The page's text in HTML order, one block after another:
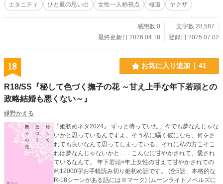
エタニティ ひと夏の思い出 女性一人称視点 極道 ヤクザ
感想数 0
文字数 28,587
最終更新日 2026.04.18
登録日 2025.07.02
18 お気に入り追加 41
R18/SS『秘して色づく撫子の花 ～甘え上手な年下若頭との
政略結婚も悪くない～』
緑野かえる
『姫初めネタ2024』 ずっと待っていた、今でも夢なんじゃな
いかと思っているんですよ。そう私に囁く彼になら、何をさ
れても良いなんて思ってしまっている。それに私の方こそこ
れは夢なんじゃないかと……こんなに甘やかされて、愛され
ているなんて。 年下若頭×年上女性の甘えて甘やかされての
約12000字お手軽読み切り姫初め話です。 (全5話、本格的な
R-18シーンがある話には※マーク) (ムーンライトノベルズに